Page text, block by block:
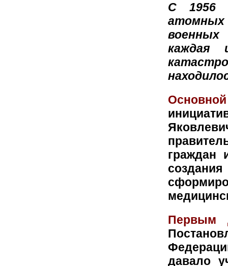
С 1956
атомных
каждая
граждан
Первым
давало